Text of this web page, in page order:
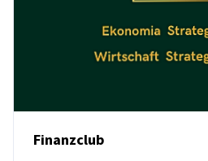
Finanzclub